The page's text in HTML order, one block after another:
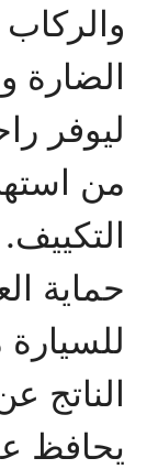
الضارة
ليوفر
من
حماية
الناتج
يحافظ